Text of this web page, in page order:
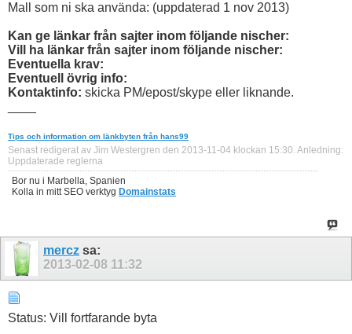
Mall som ni ska använda: (uppdaterad 1 nov 2013)
Kan ge länkar från sajter inom följande nischer:
Vill ha länkar från sajter inom följande nischer:
Eventuella krav:
Eventuell övrig info:
Kontaktinfo: skicka PM/epost/skype eller liknande.
Tips och information om länkbyten från hans99
Senast redigerat av Jim Westergren den 2013-11-04 klockan 15:30. Anledning:
Uppdaterade reglerna
Bor nu i Marbella, Spanien
Kolla in mitt SEO verktyg Domainstats
mercz sa:
2013-02-08 11:32
Status: Vill fortfarande byta